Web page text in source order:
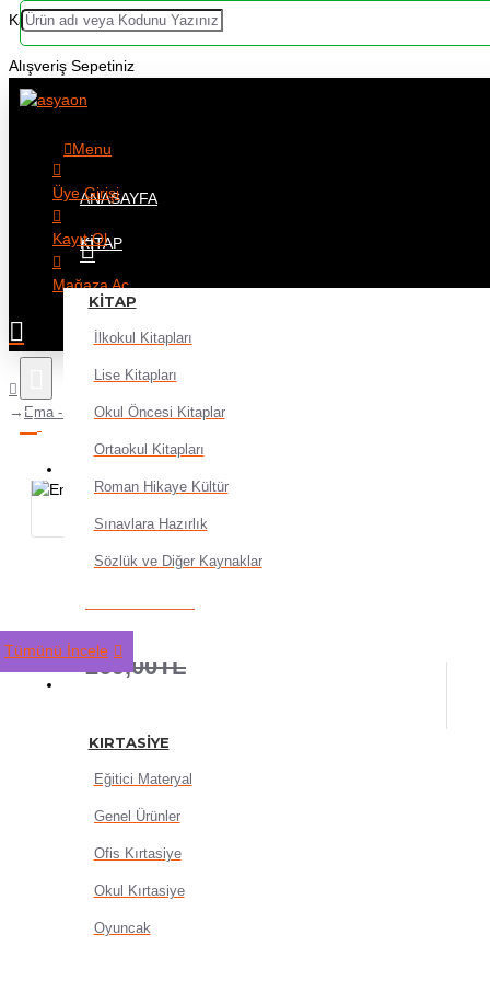
Kategoriler
Alışveriş Sepetiniz
Menu
ANASAYFA
KITAP
KITAP
İlkokul Kitapları
Lise Kitapları
Okul Öncesi Kitaplar
Ortaokul Kitapları
Roman Hikaye Kültür
Sınavlara Hazırlık
Sözlük ve Diğer Kaynaklar
Tümünü İncele
KIRTASIYE
Eğitici Materyal
Genel Ürünler
Ofis Kırtasiye
Okul Kırtasiye
Oyuncak
Üye Girişi
Kayıt Ol
Mağaza Aç
Ema - Diriliş adlı Kitap Roman Tolstoy
Ema - Diriliş adlı Kitap
215,20TL
269,00TL
SEPETE EKLE
HEMEN AL